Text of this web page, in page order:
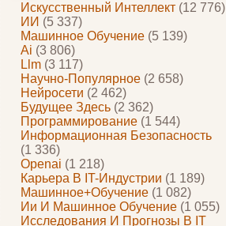
Искусственный Интеллект (12 776)
ИИ (5 337)
Машинное Обучение (5 139)
Ai (3 806)
Llm (3 117)
Научно-Популярное (2 658)
Нейросети (2 462)
Будущее Здесь (2 362)
Программирование (1 544)
Информационная Безопасность
(1 336)
Openai (1 218)
Карьера В IT-Индустрии (1 189)
Машинное+обучение (1 082)
Ии И Машинное Обучение (1 055)
Исследования И Прогнозы В IT